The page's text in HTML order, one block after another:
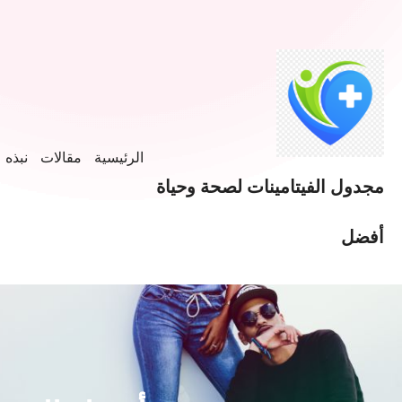
مجدول الفيتامينات لصحة وحياة
أفضل
الرئيسية مقالات نبذه